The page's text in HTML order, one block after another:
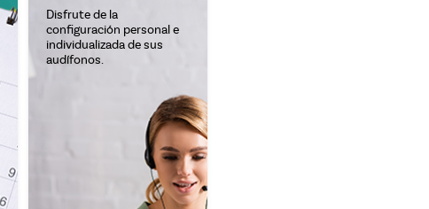
Disfrute de la
configuración personal e
individualizada de sus
audífonos.